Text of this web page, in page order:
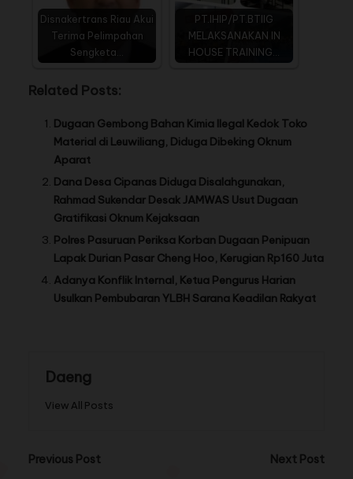
Disnakertrans Riau Akui
Terima Pelimpahan
Sengketa…
PT.IHIP/PT.BTIIG
MELAKSANAKAN IN
HOUSE TRAINING…
Related Posts:
Dugaan Gembong Bahan Kimia Ilegal Kedok Toko
Material di Leuwiliang, Diduga Dibeking Oknum
Aparat
Dana Desa Cipanas Diduga Disalahgunakan,
Rahmad Sukendar Desak JAMWAS Usut Dugaan
Gratifikasi Oknum Kejaksaan
Polres Pasuruan Periksa Korban Dugaan Penipuan
Lapak Durian Pasar Cheng Hoo, Kerugian Rp160 Juta
Adanya Konflik Internal, Ketua Pengurus Harian
Usulkan Pembubaran YLBH Sarana Keadilan Rakyat
Daeng
View All Posts
Previous Post
Next Post